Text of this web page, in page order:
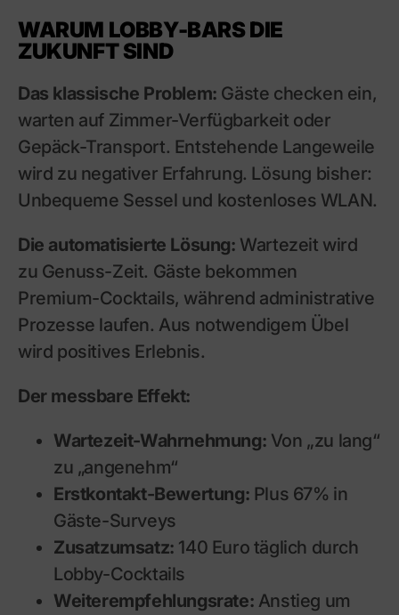
WARUM LOBBY-BARS DIE
ZUKUNFT SIND
Das klassische Problem: Gäste checken ein,
warten auf Zimmer-Verfügbarkeit oder
Gepäck-Transport. Entstehende Langeweile
wird zu negativer Erfahrung. Lösung bisher:
Unbequeme Sessel und kostenloses WLAN.
Die automatisierte Lösung: Wartezeit wird
zu Genuss-Zeit. Gäste bekommen
Premium-Cocktails, während administrative
Prozesse laufen. Aus notwendigem Übel
wird positives Erlebnis.
Der messbare Effekt:
Wartezeit-Wahrnehmung: Von „zu lang“
zu „angenehm“
Erstkontakt-Bewertung: Plus 67% in
Gäste-Surveys
Zusatzumsatz: 140 Euro täglich durch
Lobby-Cocktails
Weiterempfehlungsrate: Anstieg um